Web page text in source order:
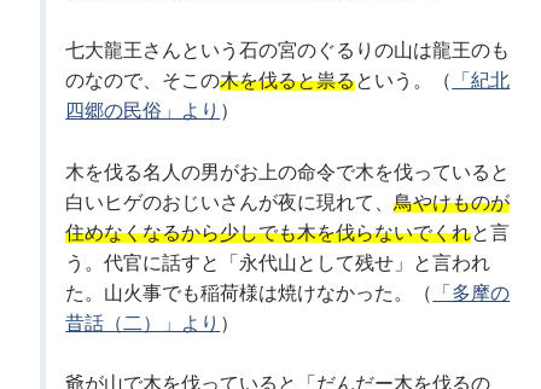
七大龍王さんという石の宮のぐるりの山は龍王のも
のなので、そこの木を伐ると祟るという。（
「紀北
四郷の民俗」より ）
木を伐る名人の男がお上の命令で木を伐っていると
白いヒゲのおじいさんが夜に現れて、鳥やけものが
住めなくなるから少しでも木を伐らないでくれと言
う。代官に話すと「永代山として残せ」と言われ
た。山火事でも稲荷様は焼けなかった。（
「多摩の
昔話（二）」より ）
爺が山で木を伐っていると「だんだー木を伐るの